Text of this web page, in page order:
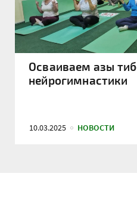
Осваиваем азы
нейрогимнастики
10.03.2025 НОВОСТИ